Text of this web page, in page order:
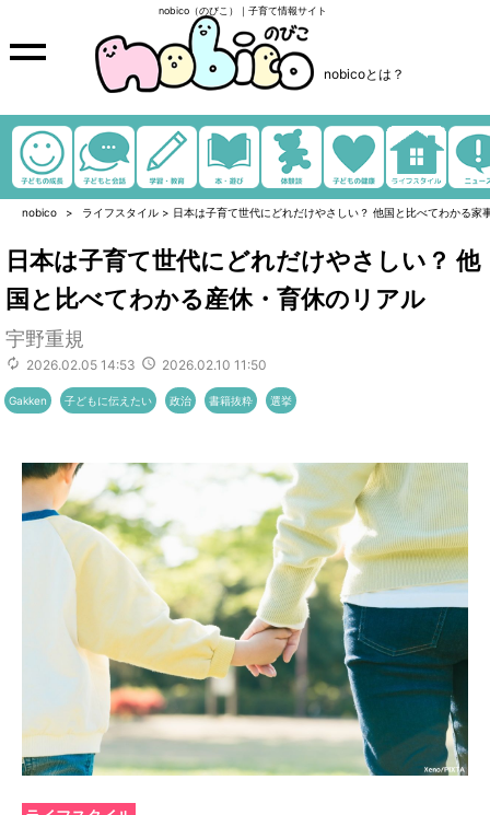
nobico（のびこ）｜子育て情報サイト
nobicoとは？
nobico ライフスタイル > 日本は子育て世代にどれだけやさしい？ 他国と比べてわかる家
日本は子育て世代にどれだけやさしい？ 他
国と比べてわかる産休・育休のリアル
宇野重規
2026.02.05 14:53 2026.02.10 11:50
Gakken 子どもに伝えたい 政治 書籍抜粋 選挙